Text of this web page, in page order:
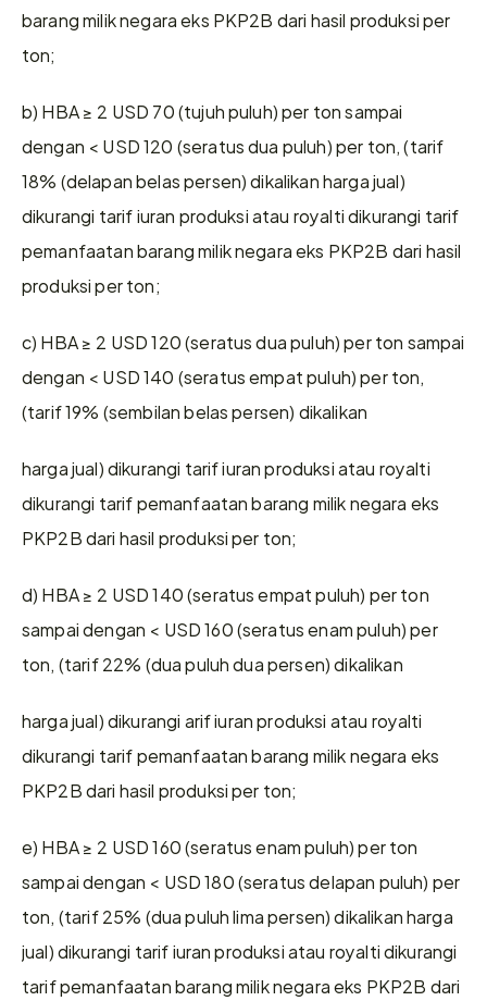
barang milik negara eks PKP2B dari hasil produksi per
ton;
b) HBA ≥ 2 USD 70 (tujuh puluh) per ton sampai
dengan < USD 120 (seratus dua puluh) per ton, (tarif
18% (delapan belas persen) dikalikan harga jual)
dikurangi tarif iuran produksi atau royalti dikurangi tarif
pemanfaatan barang milik negara eks PKP2B dari hasil
produksi per ton;
c) HBA ≥ 2 USD 120 (seratus dua puluh) per ton sampai
dengan < USD 140 (seratus empat puluh) per ton,
(tarif 19% (sembilan belas persen) dikalikan
harga jual) dikurangi tarif iuran produksi atau royalti
dikurangi tarif pemanfaatan barang milik negara eks
PKP2B dari hasil produksi per ton;
d) HBA ≥ 2 USD 140 (seratus empat puluh) per ton
sampai dengan < USD 160 (seratus enam puluh) per
ton, (tarif 22% (dua puluh dua persen) dikalikan
harga jual) dikurangi arif iuran produksi atau royalti
dikurangi tarif pemanfaatan barang milik negara eks
PKP2B dari hasil produksi per ton;
e) HBA ≥ 2 USD 160 (seratus enam puluh) per ton
sampai dengan < USD 180 (seratus delapan puluh) per
ton, (tarif 25% (dua puluh lima persen) dikalikan harga
jual) dikurangi tarif iuran produksi atau royalti dikurangi
tarif pemanfaatan barang milik negara eks PKP2B dari